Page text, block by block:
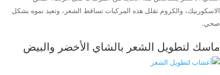
الاسكوربيك، والكروم تقلل هذه المركبات تساقط الشعر، وتعيد نموه بشكل
صحي.
ماسك لتطويل الشعر بالشاي الأخضر والبيض